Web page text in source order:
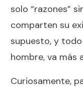
solo “razones”
comparten su
supuesto, y
hombre, va más
Curiosamente,